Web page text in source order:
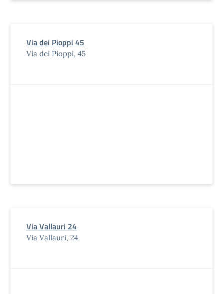
Via dei Pioppi 45
Via dei Pioppi, 45
Via Vallauri 24
Via Vallauri, 24